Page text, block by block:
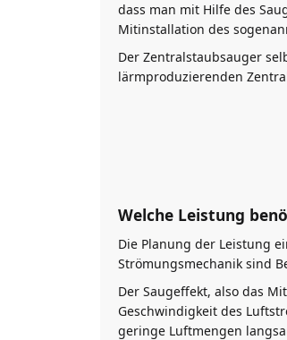
dass man mit Hilfe des
Mitinstallation des
Der Zentralstaubsauger
lärmproduzierenden
Welche Leistung
Die Planung der Leistung
Strömungsmechanik sind
Der Saugeffekt, also das
Geschwindigkeit des
geringe Luftmengen